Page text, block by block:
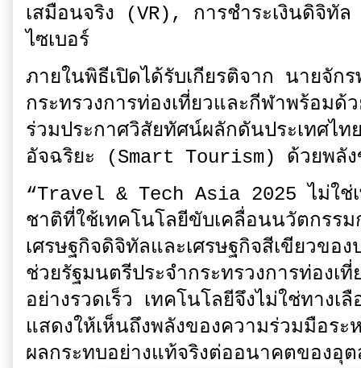
เสมือนจริง (VR), การชำระเงินดิจิทั
ไซเบอร์
ภายในพิธีเปิดได้รับเกียรติจาก นายจั
กระทรวงการท่องเที่ยวและกีฬาพร้อม
ร่วมประกาศวิสัยทัศน์ผลักดันประเทศไท
อัจฉริยะ (Smart Tourism) ด้วยพลั
“Travel & Tech Asia 2025 ไม่ใช่
ชาติที่ใช้เทคโนโลยีขับเคลื่อนนวัตกรร
เศรษฐกิจดิจิทัลและเศรษฐกิจสีเขียวข
ช่วยรัฐมนตรีประจำกระทรวงการท่อง
อย่างรวดเร็ว เทคโนโลยีจึงไม่ใช่ทาง
แสดงให้เห็นถึงพลังของความร่วมมือร
ผลกระทบอย่างแท้จริงต่ออนาคตของอุ